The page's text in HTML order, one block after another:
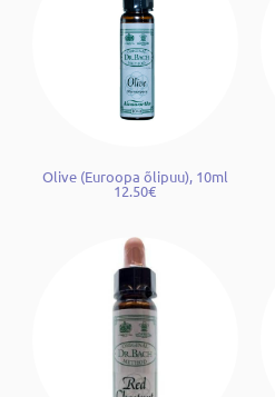
Olive (Euroopa õlipuu), 10ml
12.50€